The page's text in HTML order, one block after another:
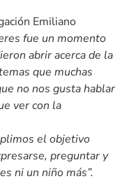
Emiliano
fue un momento
abrir acerca de la
que muchas
no nos gusta hablar
ver con la
el objetivo
preguntar y
ni un niño más”.